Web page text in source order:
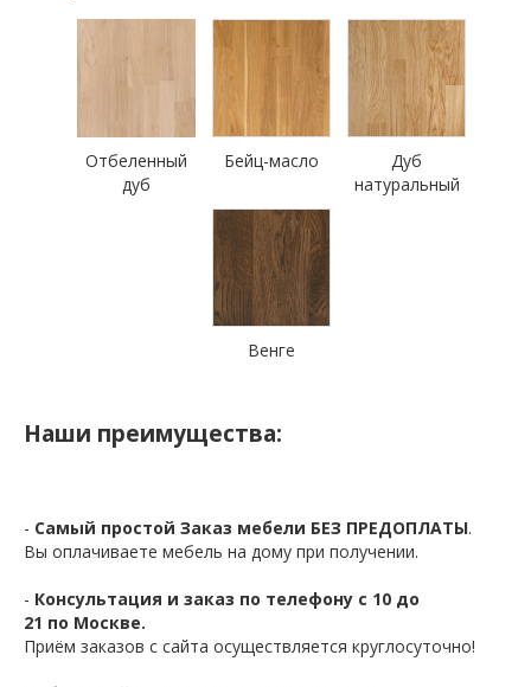
Отбеленный
дуб
Бейц-масло
Дуб
натуральный
Венге
Наши преимущества:
- Самый простой Заказ мебели БЕЗ ПРЕДОПЛАТЫ.
Вы оплачиваете мебель на дому при получении.
- Консультация и заказ по телефону с 10 до
21 по Москве.
Приём заказов с сайта осуществляется круглосуточно!